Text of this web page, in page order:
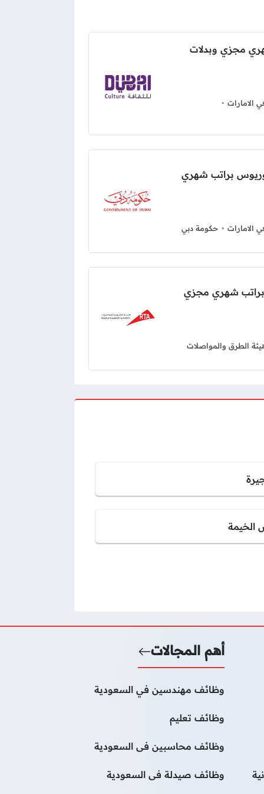
مجزي وبدلات
الامارات
براتب شهري
الامارات حكومة دبي
براتب شهري مجزي
الطرق والمواصلات
الخيمة
أهم المجالات
وظائف مهندسين في السعودية
وظائف تعليم
وظائف محاسبين فى السعودية
وظائف صيدلة فى السعودية